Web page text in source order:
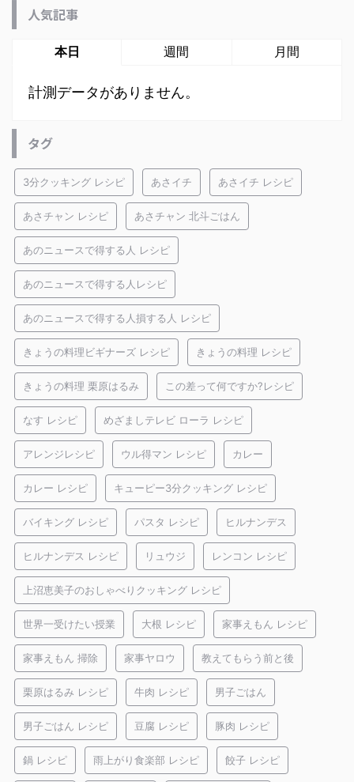
人気記事
本日 週間 月間
計測データがありません。
タグ
3分クッキング レシピ あさイチ あさイチ レシピ
あさチャン レシピ あさチャン 北斗ごはん
あのニュースで得する人 レシピ
あのニュースで得する人レシピ
あのニュースで得する人損する人 レシピ
きょうの料理ビギナーズ レシピ きょうの料理 レシピ
きょうの料理 栗原はるみ この差って何ですか?レシピ
なす レシピ めざましテレビ ローラ レシピ
アレンジレシピ ウル得マン レシピ カレー
カレー レシピ キューピー3分クッキング レシピ
バイキング レシピ パスタ レシピ ヒルナンデス
ヒルナンデス レシピ リュウジ レンコン レシピ
上沼恵美子のおしゃべりクッキング レシピ
世界一受けたい授業 大根 レシピ 家事えもん レシピ
家事えもん 掃除 家事ヤロウ 教えてもらう前と後
栗原はるみ レシピ 牛肉 レシピ 男子ごはん
男子ごはん レシピ 豆腐 レシピ 豚肉 レシピ
鍋 レシピ 雨上がり食楽部 レシピ 餃子 レシピ